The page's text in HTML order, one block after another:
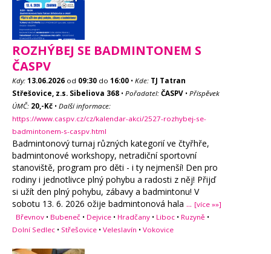
ROZHÝBEJ SE BADMINTONEM S
ČASPV
Kdy: 13.06.2026 od 09:30 do 16:00 • Kde: TJ Tatran
Střešovice, z.s. Sibeliova 368 • Pořadatel: ČASPV • Příspěvek
ÚMČ: 20,-Kč • Další informace:
https://www.caspv.cz/cz/kalendar-akci/2527-rozhybej-se-
badmintonem-s-caspv.html
Badmintonový turnaj různých kategorií ve čtyřhře,
badmintonové workshopy, netradiční sportovní
stanoviště, program pro děti - i ty nejmenší! Den pro
rodiny i jednotlivce plný pohybu a radosti z něj! Přijď
si užít den plný pohybu, zábavy a badmintonu! V
sobotu 13. 6. 2026 ožije badmintonová hala ... [více »»]
Břevnov • Bubeneč • Dejvice • Hradčany • Liboc • Ruzyně •
Dolní Sedlec • Střešovice • Veleslavín • Vokovice